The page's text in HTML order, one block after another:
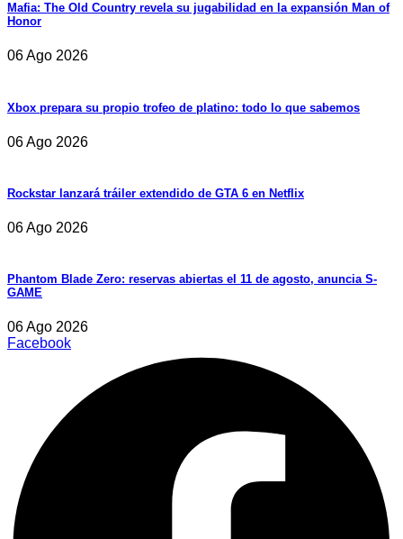
Mafia: The Old Country revela su jugabilidad en la expansión Man of
Honor
06 Ago 2026
Xbox prepara su propio trofeo de platino: todo lo que sabemos
06 Ago 2026
Rockstar lanzará tráiler extendido de GTA 6 en Netflix
06 Ago 2026
Phantom Blade Zero: reservas abiertas el 11 de agosto, anuncia S-
GAME
06 Ago 2026
Facebook